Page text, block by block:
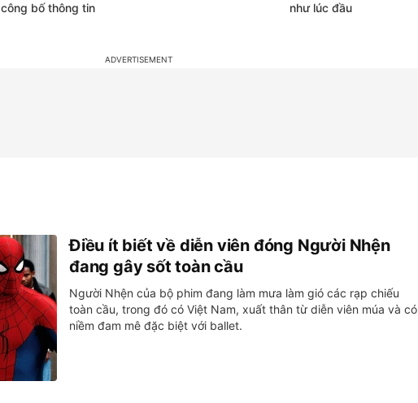
công bố thông tin
như lúc đầu
Điều ít biết về diễn viên đóng Người Nhện
đang gây sốt toàn cầu
Người Nhện của bộ phim đang làm mưa làm gió các rạp chiếu
toàn cầu, trong đó có Việt Nam, xuất thân từ diễn viên múa và có
niềm đam mê đặc biệt với ballet.